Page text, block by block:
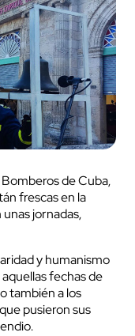
de Cuba,
frescas en la
jornadas,
y humanismo
fechas de
también a los
pusieron sus